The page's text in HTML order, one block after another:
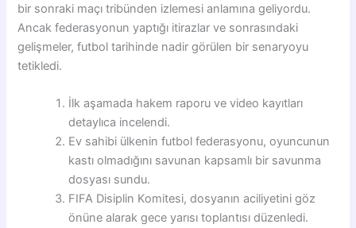
bir sonraki maçı tribünden izlemesi anlamına geliyordu.
Ancak federasyonun yaptığı itirazlar ve sonrasındaki
gelişmeler, futbol tarihinde nadir görülen bir senaryoyu
tetikledi.
İlk aşamada hakem raporu ve video kayıtları
detaylıca incelendi.
Ev sahibi ülkenin futbol federasyonu, oyuncunun
kastı olmadığını savunan kapsamlı bir savunma
dosyası sundu.
FIFA Disiplin Komitesi, dosyanın aciliyetini göz
önüne alarak gece yarısı toplantısı düzenledi.